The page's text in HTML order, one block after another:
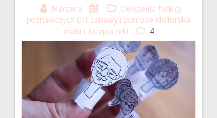
Marzena
Ćwiczenia funkcji
poznawczych DIY zabawy i pomoce Motoryka
mała i terapia reki
4